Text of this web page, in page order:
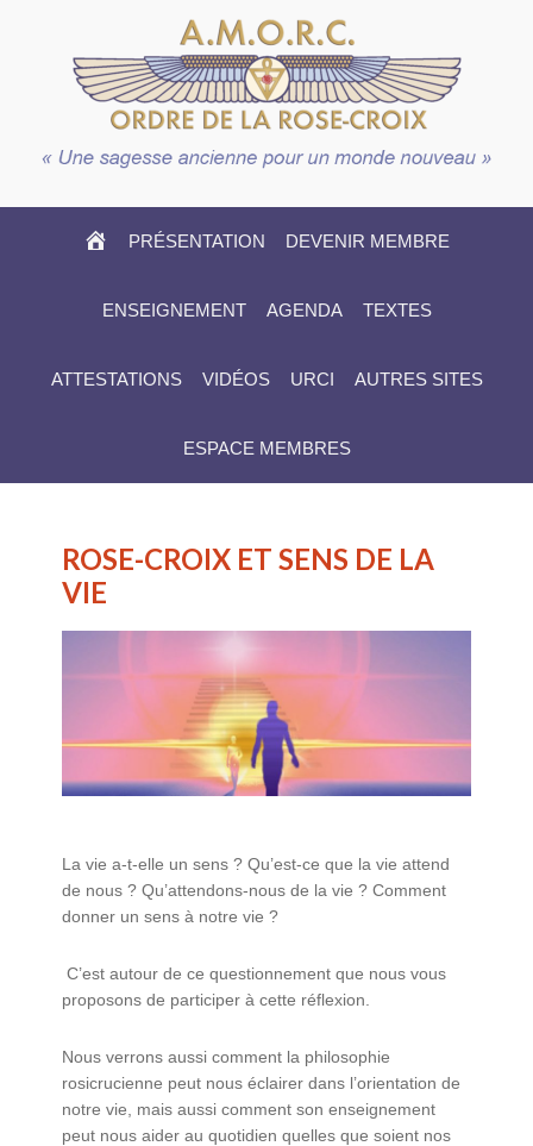
HOME
PRÉSENTATION DEVENIR MEMBRE
ENSEIGNEMENT AGENDA TEXTES
ATTESTATIONS VIDÉOS URCI AUTRES SITES
ESPACE MEMBRES
ROSE-CROIX ET SENS DE LA
VIE
La vie a-t-elle un sens ? Qu’est-ce que la vie attend
de nous ? Qu’attendons-nous de la vie ? Comment
donner un sens à notre vie ?
C’est autour de ce questionnement que nous vous
proposons de participer à cette réflexion.
Nous verrons aussi comment la philosophie
rosicrucienne peut nous éclairer dans l’orientation de
notre vie, mais aussi comment son enseignement
peut nous aider au quotidien quelles que soient nos